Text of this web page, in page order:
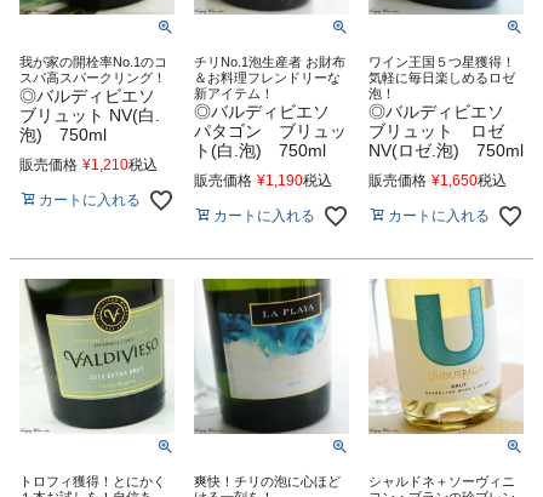
我が家の開栓率No.1のコ
スパ高スパークリング！
◎バルディビエソ
ブリュット NV(白.
泡) 750ml
販売価格 ¥1,210税込
カートに入れる
チリNo.1泡生産者 お財布
＆お料理フレンドリーな
新アイテム！
◎バルディビエソ
パタゴン ブリュッ
ト(白.泡) 750ml
販売価格 ¥1,190税込
カートに入れる
ワイン王国５つ星獲得！
気軽に毎日楽しめるロゼ
泡！
◎バルディビエソ
ブリュット ロゼ
NV(ロゼ.泡) 750ml
販売価格 ¥1,650税込
カートに入れる
トロフィ獲得！とにかく
爽快！チリの泡に心ほど
シャルドネ＋ソーヴィニ